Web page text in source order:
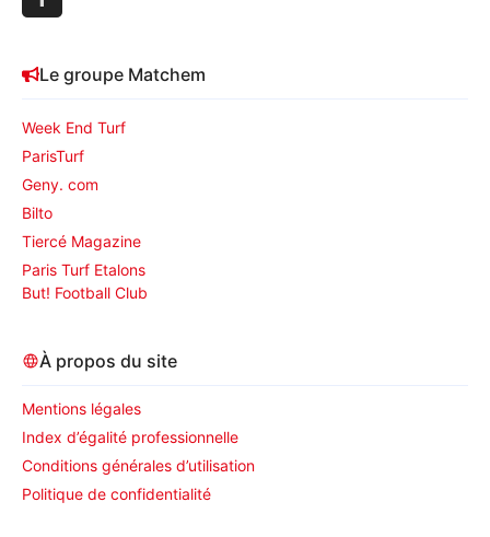
My Save Quick : Probante lauréate sur un tracé de
NON CLASSÉ• 18:50
Le groupe Matchem
Week End Turf
ParisTurf
Geny. com
Bilto
Tiercé Magazine
Paris Turf Etalons
But! Football Club
À propos du site
Mentions légales
Index d’égalité professionnelle
Conditions générales d’utilisation
Politique de confidentialité